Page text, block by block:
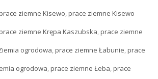
ziemne Kisewo,prace ziemne Kisewo
ziemne Krępa Kaszubska,prace ziemne
ogrodowa,prace ziemne Łabunie,prace
ogrodowa,prace ziemne Łeba,prace